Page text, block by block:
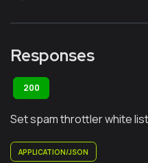
Responses
200
Set spam throttler white list
APPLICATION/JSON